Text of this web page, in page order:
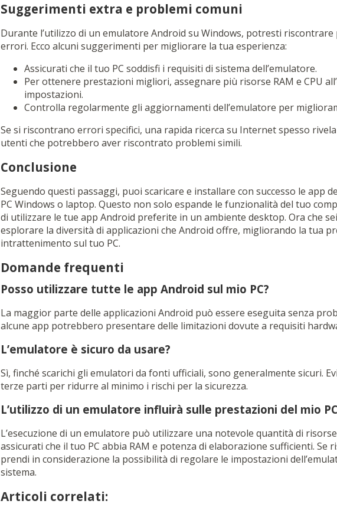
Suggerimenti extra e problemi comuni
Durante l’utilizzo di un emulatore Android su Windows, potresti
errori. Ecco alcuni suggerimenti per migliorare la tua esperienza:
Assicurati che il tuo PC soddisfi i requisiti di sistema dell’emulatore.
Per ottenere prestazioni migliori, assegnare più risorse RAM e CPU
impostazioni.
Controlla regolarmente gli aggiornamenti dell’emulatore per
Se si riscontrano errori specifici, una rapida ricerca su Internet spesso
utenti che potrebbero aver riscontrato problemi simili.
Conclusione
Seguendo questi passaggi, puoi scaricare e installare con successo le app
PC Windows o laptop. Questo non solo espande le funzionalità del tuo
di utilizzare le tue app Android preferite in un ambiente desktop. Ora che
esplorare la diversità di applicazioni che Android offre, migliorando la tua
intrattenimento sul tuo PC.
Domande frequenti
Posso utilizzare tutte le app Android sul mio PC?
La maggior parte delle applicazioni Android può essere eseguita senza
alcune app potrebbero presentare delle limitazioni dovute a requisiti
L’emulatore è sicuro da usare?
Sì, finché scarichi gli emulatori da fonti ufficiali, sono generalmente sicuri.
terze parti per ridurre al minimo i rischi per la sicurezza.
L’utilizzo di un emulatore influirà sulle prestazioni del mio
L’esecuzione di un emulatore può utilizzare una notevole quantità di
assicurati che il tuo PC abbia RAM e potenza di elaborazione sufficienti. Se
prendi in considerazione la possibilità di regolare le impostazioni
sistema.
Articoli correlati: